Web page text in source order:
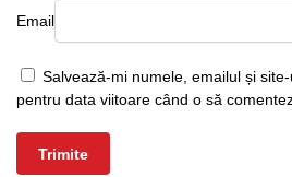
Email
Salvează-mi numele, emailul și
pentru data viitoare când o să